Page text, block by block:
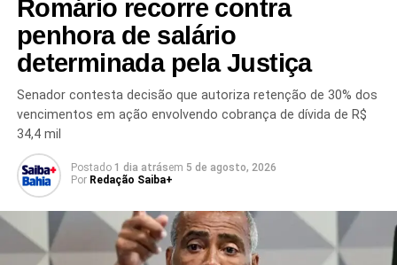
TÓPICOS RELACIONADOS
AMPLIAÇÃO DE CONTRATOS ESTATAIS
CARLOS VIANA
CONTRATOS DOS CORREIOS
CPI DO INSS
GOVERNANÇA ESTATAL
TOTAL LINHAS AÉREAS
TRANSPORTE AÉREO CARGAS
PRÓXIMO
PL da Dosimetria pode reduzir ainda mais penas
de Bolsonaro e réus do 8 de Janeiro
NÃO PERCA
Romário recorre contra
penhora de salário
determinada pela Justiça
Senador contesta decisão que autoriza retenção de 30% dos
vencimentos em ação envolvendo cobrança de dívida de R$
34,4 mil
Postado 1 dia atrásem 5 de agosto, 2026
Por Redação Saiba+